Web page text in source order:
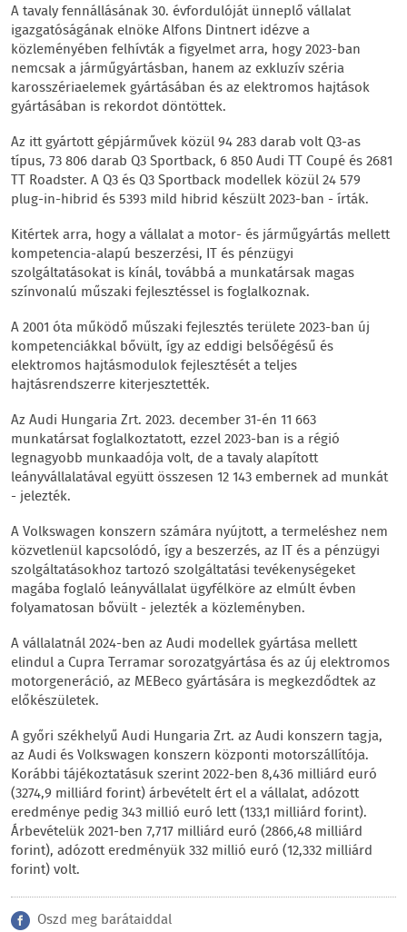
A tavaly fennállásának 30. évfordulóját ünneplő vállalat
igazgatóságának elnöke Alfons Dintnert idézve a
közleményében felhívták a figyelmet arra, hogy 2023-ban
nemcsak a járműgyártásban, hanem az exkluzív széria
karosszériaelemek gyártásában és az elektromos hajtások
gyártásában is rekordot döntöttek.
Az itt gyártott gépjárművek közül 94 283 darab volt Q3-as
típus, 73 806 darab Q3 Sportback, 6 850 Audi TT Coupé és 2681
TT Roadster. A Q3 és Q3 Sportback modellek közül 24 579
plug-in-hibrid és 5393 mild hibrid készült 2023-ban - írták.
Kitértek arra, hogy a vállalat a motor- és járműgyártás mellett
kompetencia-alapú beszerzési, IT és pénzügyi
szolgáltatásokat is kínál, továbbá a munkatársak magas
színvonalú műszaki fejlesztéssel is foglalkoznak.
A 2001 óta működő műszaki fejlesztés területe 2023-ban új
kompetenciákkal bővült, így az eddigi belsőégésű és
elektromos hajtásmodulok fejlesztését a teljes
hajtásrendszerre kiterjesztették.
Az Audi Hungaria Zrt. 2023. december 31-én 11 663
munkatársat foglalkoztatott, ezzel 2023-ban is a régió
legnagyobb munkaadója volt, de a tavaly alapított
leányvállalatával együtt összesen 12 143 embernek ad munkát
- jelezték.
A Volkswagen konszern számára nyújtott, a termeléshez nem
közvetlenül kapcsolódó, így a beszerzés, az IT és a pénzügyi
szolgáltatásokhoz tartozó szolgáltatási tevékenységeket
magába foglaló leányvállalat ügyfélköre az elmúlt évben
folyamatosan bővült - jelezték a közleményben.
A vállalatnál 2024-ben az Audi modellek gyártása mellett
elindul a Cupra Terramar sorozatgyártása és az új elektromos
motorgeneráció, az MEBeco gyártására is megkezdődtek az
előkészületek.
A győri székhelyű Audi Hungaria Zrt. az Audi konszern tagja,
az Audi és Volkswagen konszern központi motorszállítója.
Korábbi tájékoztatásuk szerint 2022-ben 8,436 milliárd euró
(3274,9 milliárd forint) árbevételt ért el a vállalat, adózott
eredménye pedig 343 millió euró lett (133,1 milliárd forint).
Árbevételük 2021-ben 7,717 milliárd euró (2866,48 milliárd
forint), adózott eredményük 332 millió euró (12,332 milliárd
forint) volt.
Oszd meg barátaiddal